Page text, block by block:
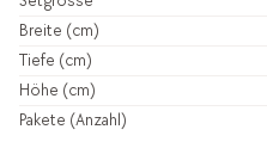
Breite (cm)
Tiefe (cm)
Höhe (cm)
Pakete (Anzahl)